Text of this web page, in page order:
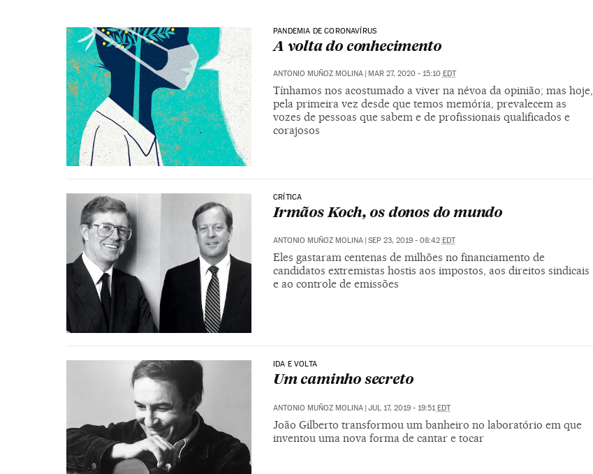
PANDEMIA DE CORONAVÍRUS
A volta do conhecimento
ANTONIO MUÑOZ MOLINA | MAR 27, 2020 - 15:10 EDT
Tínhamos nos acostumado a viver na névoa da opinião; mas hoje,
pela primeira vez desde que temos memória, prevalecem as
vozes de pessoas que sabem e de profissionais qualificados e
corajosos
CRÍTICA
Irmãos Koch, os donos do mundo
ANTONIO MUÑOZ MOLINA SEP 23, 2019 - 08:42 EDT
Eles gastaram centenas de milhões no financiamento de
candidatos extremistas hostis aos impostos, aos direitos sindicais
e ao controle de emissões
IDA E VOLTA
Um caminho secreto
ANTONIO MUÑOZ MOLINA | JUL 17, 2019 - 19:51EDT
João Gilberto transformou um banheiro no laboratório em que
inventou uma nova forma de cantar e tocar